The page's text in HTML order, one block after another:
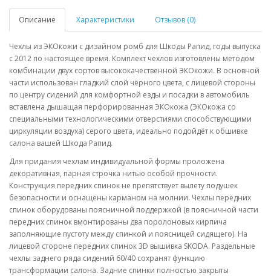
Описание Характеристики Отзывов (0)
Чехлы из ЭКОкожи с дизайном ромб для Шкоды Рапид, годы выпуска
с 2012 по настоящее время. Комплект чехлов изготовлены методом
комбинации двух сортов высококачественной ЭКОкожи. В основной
части использован гладкий слой чёрного цвета, с лицевой стороны
по центру сидений для комфортной езды и посадки в автомобиль
вставлена дышащая перфорированная ЭКОкожа (ЭКОкожа со
специальными технологическими отверстиями способствующими
циркуляции воздуха) серого цвета, идеально подойдёт к обшивке
салона вашей Шкода Рапид.
Для придания чехлам индивидуальной формы проложена
декоративная, парная строчка нитью особой прочности.
Конструкция передних спинок не препятствует вылету подушек
безопасности и оснащены карманом на молнии. Чехлы передних
спинок оборудованы поясничной поддержкой (в поясничной части
передних спинок вмонтированы два поролоновых кирпича
заполняющие пустоту между спинкой и поясницей сидящего). На
лицевой стороне передних спинок 3D вышивка SKODA. Раздельные
чехлы заднего ряда сидений 60/40 сохранят функцию
трансформации салона. Задние спинки полностью закрыты